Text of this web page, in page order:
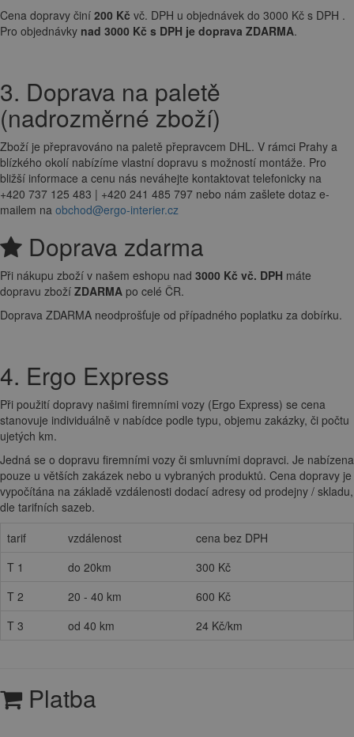
Cena dopravy činí 200 Kč vč. DPH u objednávek do 3000 Kč s DPH .
Pro objednávky nad 3000 Kč s DPH je doprava ZDARMA.
3. Doprava na paletě
(nadrozměrné zboží)
Zboží je přepravováno na paletě přepravcem DHL. V rámci Prahy a
blízkého okolí nabízíme vlastní dopravu s možností montáže. Pro
bližší informace a cenu nás neváhejte kontaktovat telefonicky na
+420 737 125 483 | +420 241 485 797 nebo nám zašlete dotaz e-
mailem na obchod@ergo-interier.cz
Doprava zdarma
Při nákupu zboží v našem eshopu nad 3000 Kč vč. DPH máte
dopravu zboží ZDARMA po celé ČR.
Doprava ZDARMA neodprošťuje od případného poplatku za dobírku.
4. Ergo Express
Při použití dopravy našimi firemními vozy (Ergo Express) se cena
stanovuje individuálně v nabídce podle typu, objemu zakázky, či počtu
ujetých km.
Jedná se o dopravu firemními vozy či smluvními dopravci. Je nabízena
pouze u větších zakázek nebo u vybraných produktů. Cena dopravy je
vypočítána na základě vzdálenosti dodací adresy od prodejny / skladu,
dle tarifních sazeb.
tarif
vzdálenost
cena bez DPH
T 1
do 20km
300 Kč
T 2
20 - 40 km
600 Kč
T 3
od 40 km 24 Kč/km
Platba